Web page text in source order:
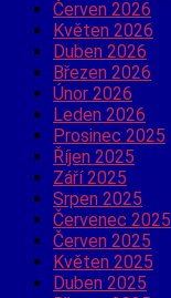
Červen 2026
Květen 2026
Duben 2026
Březen 2026
Únor 2026
Leden 2026
Prosinec 2025
Říjen 2025
Září 2025
Srpen 2025
Červenec 2025
Červen 2025
Květen 2025
Duben 2025